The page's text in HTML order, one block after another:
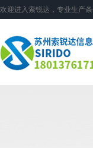
欢迎进入索锐达，专业生产